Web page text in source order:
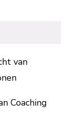
van
Coaching